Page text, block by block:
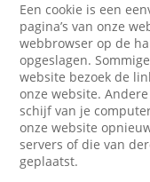
Een cookie is een
pagina’s van onze
webbrowser op de
opgeslagen.
website bezoek de
onze website.
schijf van je
onze website
servers of die van
geplaatst.